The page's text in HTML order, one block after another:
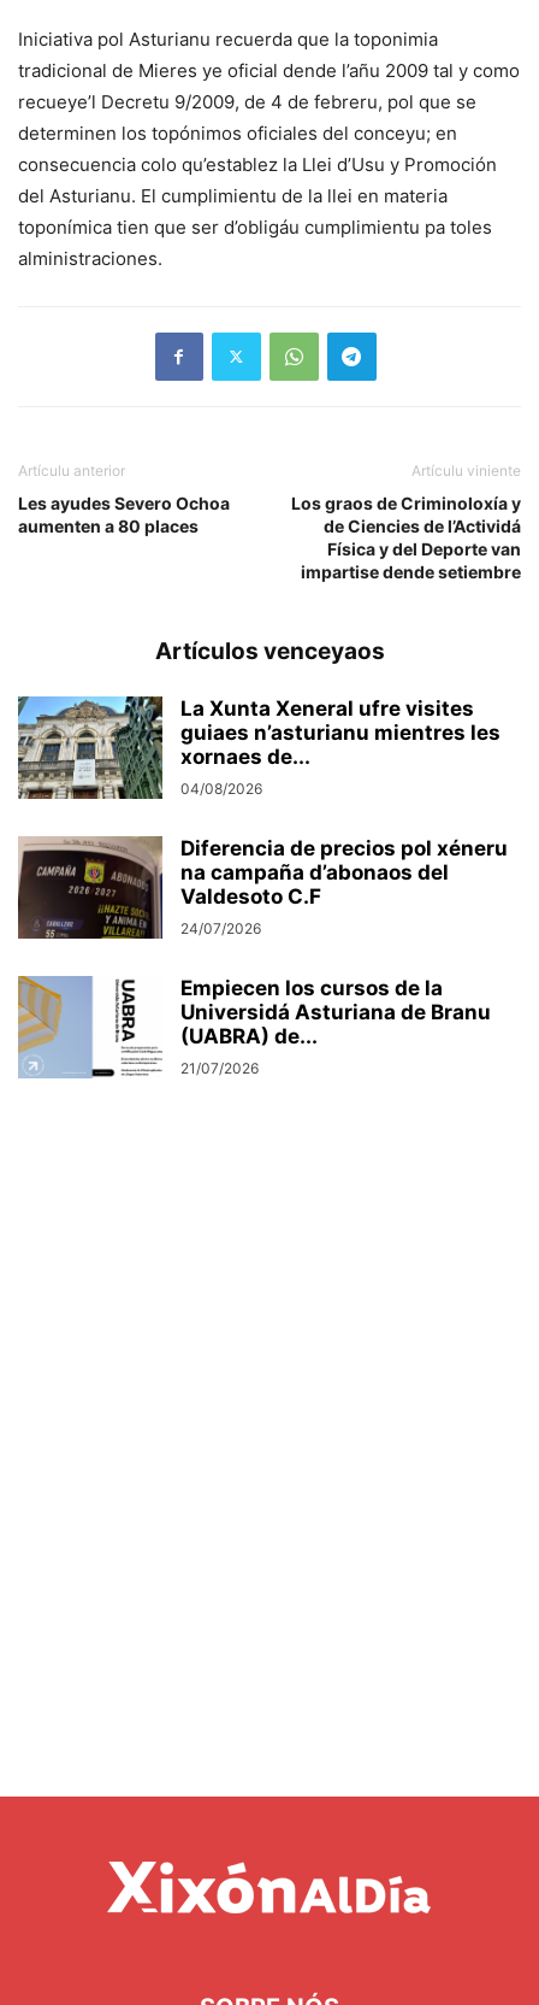
Iniciativa pol Asturianu recuerda que la toponimia
tradicional de Mieres ye oficial dende l’añu 2009 tal y como
recueye’l Decretu 9/2009, de 4 de febreru, pol que se
determinen los topónimos oficiales del conceyu; en
consecuencia colo qu’establez la Llei d’Usu y Promoción
del Asturianu. El cumplimientu de la llei en materia
toponímica tien que ser d’obligáu cumplimientu pa toles
alministraciones.
Artículu anterior
Les ayudes Severo Ochoa
aumenten a 80 places
Artículu viniente
Los graos de Criminoloxía y
de Ciencies de l’Actividá
Física y del Deporte van
impartise dende setiembre
Artículos venceyaos
La Xunta Xeneral ufre visites
guiaes n’asturianu mientres les
xornaes de...
04/08/2026
Diferencia de precios pol xéneru
na campaña d’abonaos del
Valdesoto C.F
24/07/2026
Empiecen los cursos de la
Universidá Asturiana de Branu
(UABRA) de...
21/07/2026